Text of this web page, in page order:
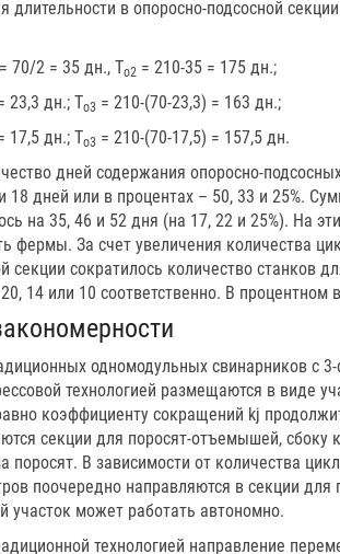
длительности в опоросно-подсосной
= 70/2 = 35 дн., То2 = 210-35 = 175 дн.;
23,3 дн.; То3 = 210-(70-23,3) = 163 дн.;
17,5 дн.; То3 = 210-(70-17,5) = 157,5 дн.
дней содержания опоросно-
18 дней или в процентах – 50, 33 и 25%.
на 35, 46 и 52 дня (на 17, 22 и 25%). На
фермы. За счет увеличения количества
секции сократилось количество станков
14 или 10 соответственно. В
одномодульных свинарников с
технологией размещаются в виде
коэффициенту сокращений kj
секции для поросят-отъемышей, сбоку
поросят. В зависимости от количества
поочередно направляются в секции
может работать автономно.
технологией направление